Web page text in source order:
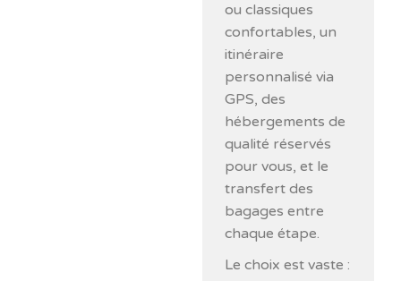
ou classiques
confortables, un
itinéraire
personnalisé via
GPS, des
hébergements de
qualité réservés
pour vous, et le
transfert des
bagages entre
chaque étape.
Le choix est vaste :